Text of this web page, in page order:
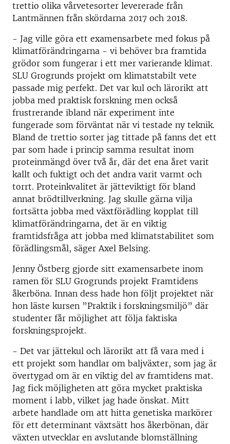
trettio olika vårvetesorter levererade från
Lantmännen från skördarna 2017 och 2018.
- Jag ville göra ett examensarbete med fokus på
klimatförändringarna - vi behöver bra framtida
grödor som fungerar i ett mer varierande klimat.
SLU Grogrunds projekt om klimatstabilt vete
passade mig perfekt. Det var kul och lärorikt att
jobba med praktisk forskning men också
frustrerande ibland när experiment inte
fungerade som förväntat när vi testade ny teknik.
Bland de trettio sorter jag tittade på fanns det ett
par som hade i princip samma resultat inom
proteinmängd över två år, där det ena året varit
kallt och fuktigt och det andra varit varmt och
torrt. Proteinkvalitet är jätteviktigt för bland
annat brödtillverkning. Jag skulle gärna vilja
fortsätta jobba med växtförädling kopplat till
klimatförändringarna, det är en viktig
framtidsfråga att jobba med klimatstabilitet som
förädlingsmål, säger Axel Belsing.
Jenny Östberg gjorde sitt examensarbete inom
ramen för SLU Grogrunds projekt Framtidens
åkerböna. Innan dess hade hon följt projektet när
hon läste kursen ”Praktik i forskningsmiljö” där
studenter får möjlighet att följa faktiska
forskningsprojekt.
- Det var jättekul och lärorikt att få vara med i
ett projekt som handlar om baljväxter, som jag är
övertygad om är en viktig del av framtidens mat.
Jag fick möjligheten att göra mycket praktiska
moment i labb, vilket jag hade önskat. Mitt
arbete handlade om att hitta genetiska markörer
för ett determinant växtsätt hos åkerbönan, där
växten utvecklar en avslutande blomställning